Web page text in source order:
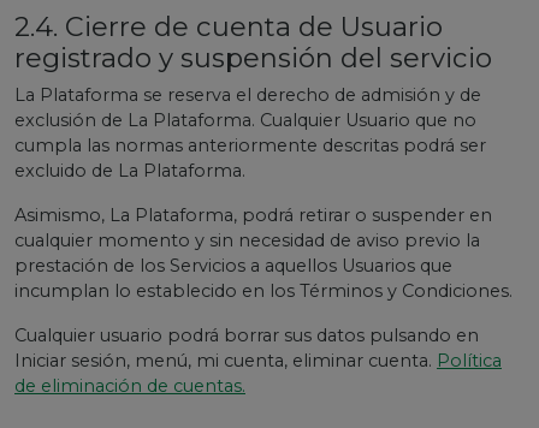
2.4. Cierre de cuenta de Usuario
registrado y suspensión del servicio
La Plataforma se reserva el derecho de admisión y de
exclusión de La Plataforma. Cualquier Usuario que no
cumpla las normas anteriormente descritas podrá ser
excluido de La Plataforma.
Asimismo, La Plataforma, podrá retirar o suspender en
cualquier momento y sin necesidad de aviso previo la
prestación de los Servicios a aquellos Usuarios que
incumplan lo establecido en los Términos y Condiciones.
Cualquier usuario podrá borrar sus datos pulsando en
Iniciar sesión, menú, mi cuenta, eliminar cuenta. Política
de eliminación de cuentas.